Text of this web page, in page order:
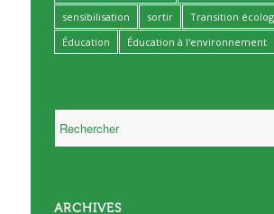
sensibilisation
sortir
Transition
Éducation
Éducation à l'environnement
ARCHIVES